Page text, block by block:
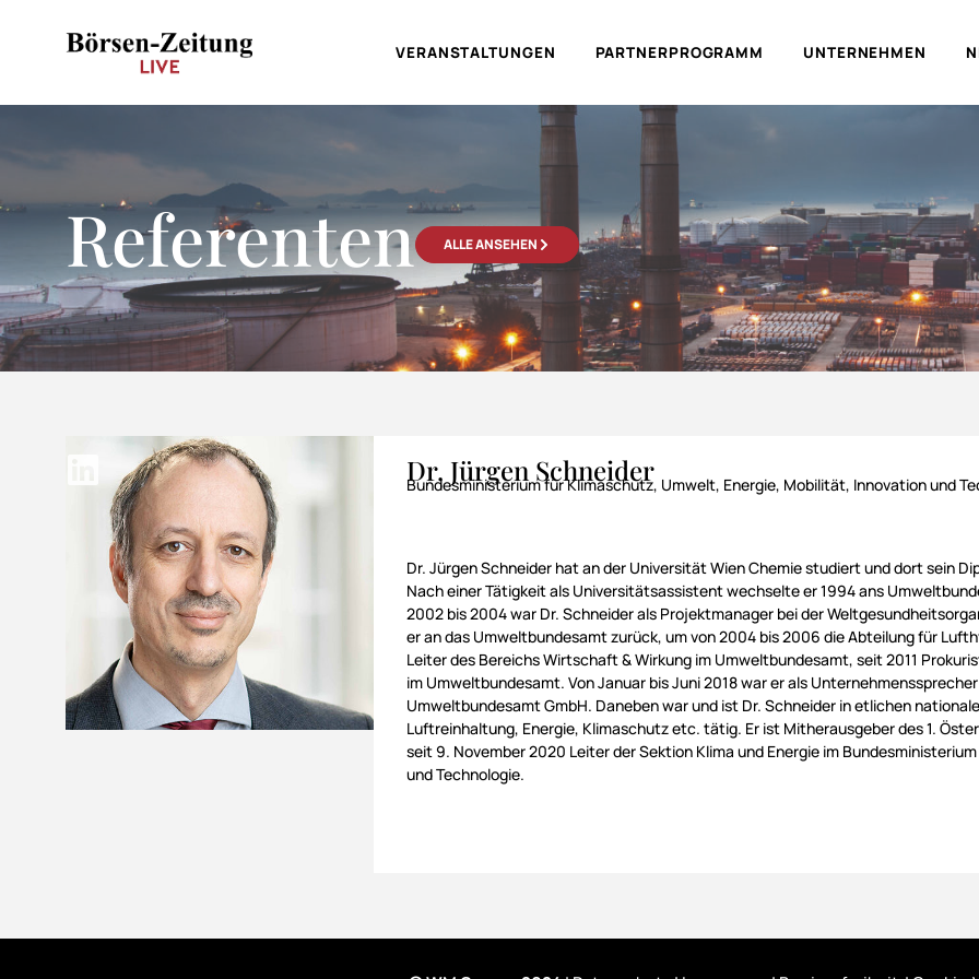
VERANSTALTUNGEN PARTNERPROGRAMM UNTERNEHMEN
Referenten ALLE ANSEHEN
Dr. Jürgen Schneider
Bundesministerium für Klimaschutz, Umwelt, Energie, Mobilität, Innovation und
Dr. Jürgen Schneider hat an der Universität Wien Chemie studiert und dort sein
Nach einer Tätigkeit als Universitätsassistent wechselte er 1994 ans
2002 bis 2004 war Dr. Schneider als Projektmanager bei der
er an das Umweltbundesamt zurück, um von 2004 bis 2006 die Abteilung für
Leiter des Bereichs Wirtschaft & Wirkung im Umweltbundesamt, seit 2011
im Umweltbundesamt. Von Januar bis Juni 2018 war er als
Umweltbundesamt GmbH. Daneben war und ist Dr. Schneider in etlichen
Luftreinhaltung, Energie, Klimaschutz etc. tätig. Er ist Mitherausgeber des 1.
seit 9. November 2020 Leiter der Sektion Klima und Energie im
und Technologie.